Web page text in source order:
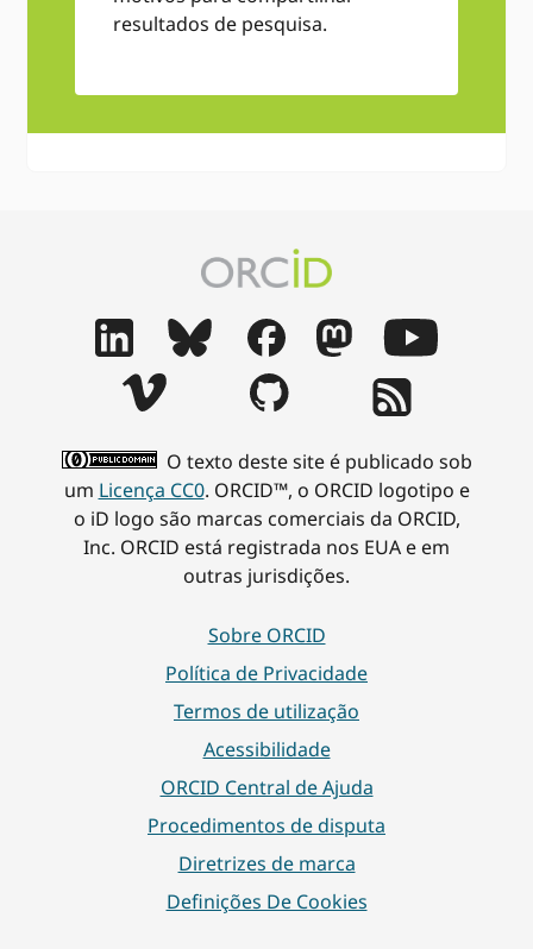
resultados de pesquisa.
O texto deste site é publicado sob
um Licença CC0. ORCID™, o ORCID logotipo e
o iD logo são marcas comerciais da ORCID,
Inc. ORCID está registrada nos EUA e em
outras jurisdições.
Sobre ORCID
Política de Privacidade
Termos de utilização
Acessibilidade
ORCID Central de Ajuda
Procedimentos de disputa
Diretrizes de marca
Definições De Cookies